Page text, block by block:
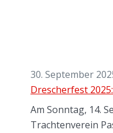
30. September
Drescherfest
Am Sonntag, 14.
Trachtenverein